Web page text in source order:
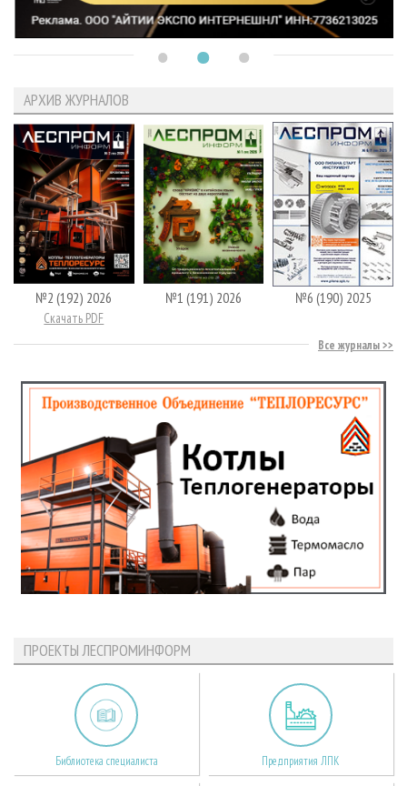
АРХИВ ЖУРНАЛОВ
№2 (192) 2026
Скачать PDF
№1 (191) 2026 №6 (190) 2025
Все журналы
ПРОЕКТЫ ЛЕСПРОМИНФОРМ
Библиотека специалиста Предприятия ЛПК